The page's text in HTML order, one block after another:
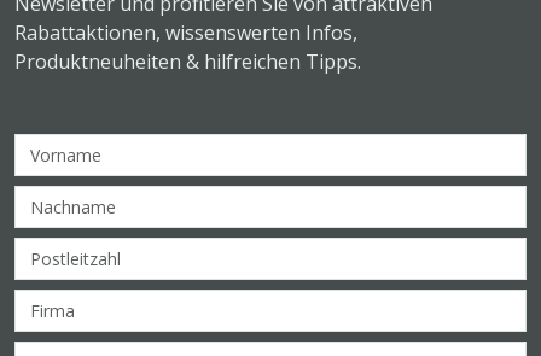
Rabattaktionen, wissenswerten Infos,
Produktneuheiten & hilfreichen Tipps.